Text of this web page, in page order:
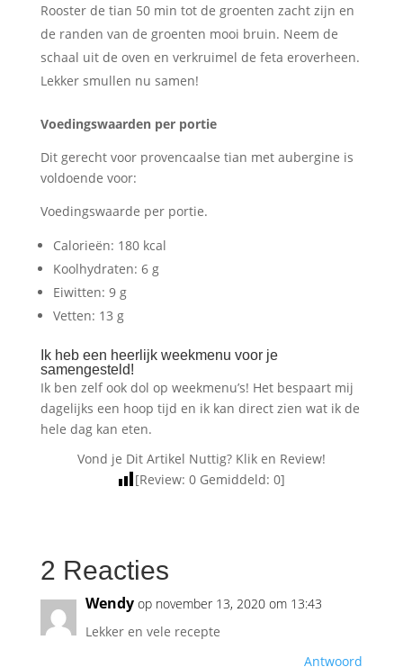
Rooster de tian 50 min tot de groenten zacht zijn en
de randen van de groenten mooi bruin. Neem de
schaal uit de oven en verkruimel de feta eroverheen.
Lekker smullen nu samen!
Voedingswaarden per portie
Dit gerecht voor provencaalse tian met aubergine is
voldoende voor:
Voedingswaarde per portie.
Calorieën: 180 kcal
Koolhydraten: 6 g
Eiwitten: 9 g
Vetten: 13 g
Ik heb een heerlijk weekmenu voor je
samengesteld!
Ik ben zelf ook dol op weekmenu’s! Het bespaart mij
dagelijks een hoop tijd en ik kan direct zien wat ik de
hele dag kan eten.
Vond je Dit Artikel Nuttig? Klik en Review!
[Review:0 Gemiddeld:0]
2 Reacties
Wendy op november 13, 2020 om 13:43
Lekker en vele recepte
Antwoord